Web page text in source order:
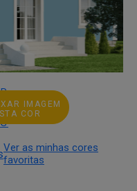
IMAGEM
COR
Ver as minhas cores
favoritas